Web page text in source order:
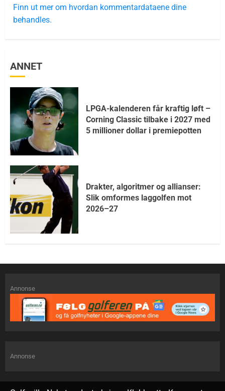
Finn ut mer om hvordan kommentardataene dine
behandles.
ANNET
LPGA-kalenderen får kraftig løft –
Corning Classic tilbake i 2027 med
5 millioner dollar i premiepotten
Drakter, algoritmer og allianser:
Slik omformes laggolfen mot
2026–27
Annonse
Annonse